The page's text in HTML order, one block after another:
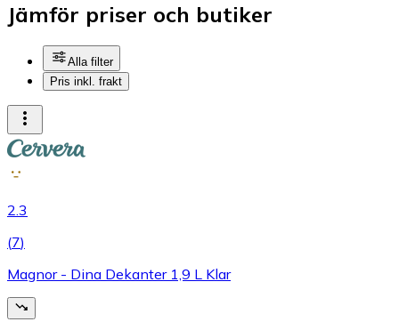
Jämför priser och butiker
Alla filter
Pris inkl. frakt
2.3
(7)
Magnor - Dina Dekanter 1,9 L Klar